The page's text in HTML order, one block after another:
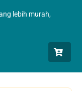
lebih murah,